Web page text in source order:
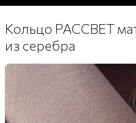
Кольцо РАССВЕТ
из серебра